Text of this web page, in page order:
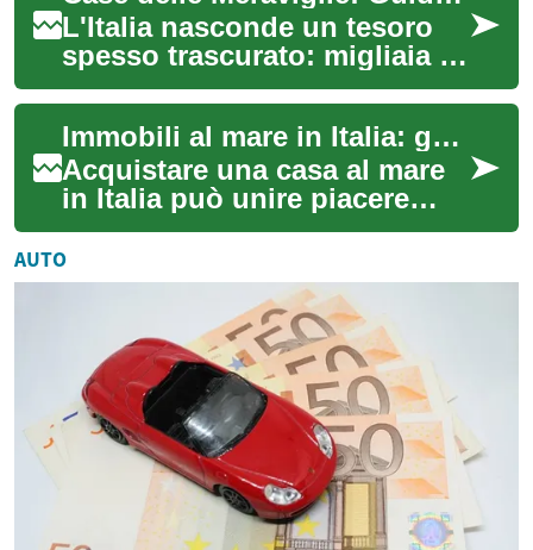
L'Italia nasconde un tesoro
spesso trascurato: migliaia di
case abbandonate che
attendono di essere
riscoperte e riva...
Immobili al mare in Italia: guida all'investimento
Acquistare una casa al mare
in Italia può unire piacere
personale e rendimento
finanziario: dalle locazioni
stagional...
AUTO